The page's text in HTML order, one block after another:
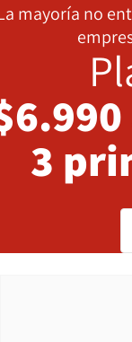
mayoría no
3